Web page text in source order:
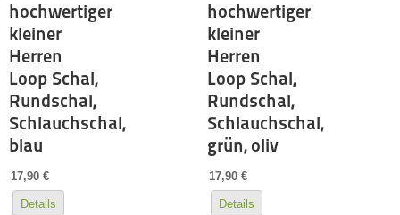
hochwertiger
kleiner
Herren
Loop Schal,
Rundschal,
Schlauchschal,
blau
17,90 €
Details
hochwertiger
kleiner
Herren
Loop Schal,
Rundschal,
Schlauchschal,
grün, oliv
17,90 €
Details